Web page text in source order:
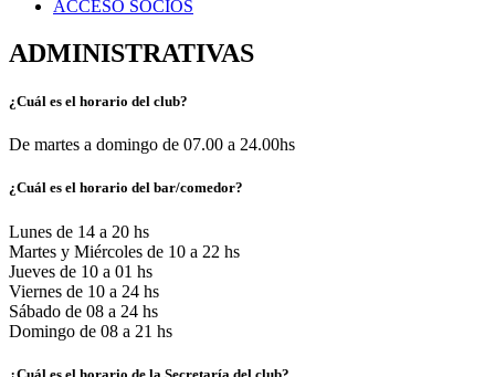
ACCESO SOCIOS
ADMINISTRATIVAS
¿Cuál es el horario del club?
De martes a domingo de 07.00 a 24.00hs
¿Cuál es el horario del bar/comedor?
Lunes de 14 a 20 hs
Martes y Miércoles de 10 a 22 hs
Jueves de 10 a 01 hs
Viernes de 10 a 24 hs
Sábado de 08 a 24 hs
Domingo de 08 a 21 hs